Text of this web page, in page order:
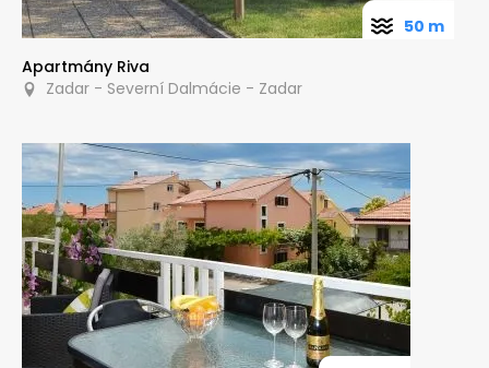
Apartmány Riva
Zadar - Severní Dalmácie - Zadar
50 m